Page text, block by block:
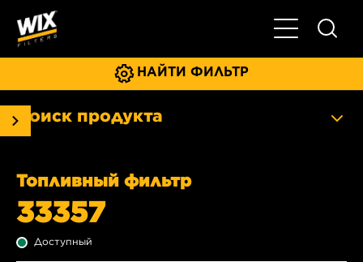
Главное
НАЙТИ ФИЛЬТР
Поиск продукта
Топливный фильтр
33357
Доступный